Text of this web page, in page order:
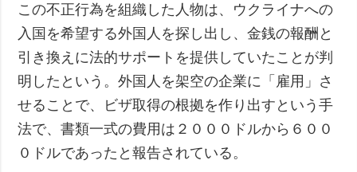
この不正行為を組織した人物は、ウクライナへの
入国を希望する外国人を探し出し、金銭の報酬と
引き換えに法的サポートを提供していたことが判
明したという。外国人を架空の企業に「雇用」さ
せることで、ビザ取得の根拠を作り出すという手
法で、書類一式の費用は２０００ドルから６００
０ドルであったと報告されている。